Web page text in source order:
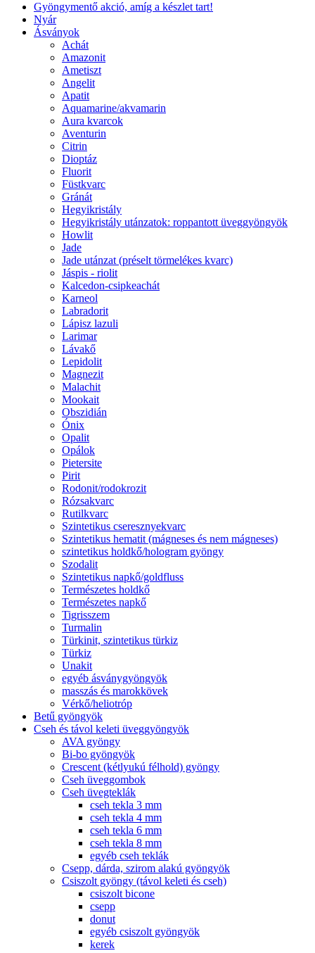
Gyöngymentő akció, amíg a készlet tart!
Nyár
Ásványok
Achát
Amazonit
Ametiszt
Angelit
Apatit
Aquamarine/akvamarin
Aura kvarcok
Aventurin
Citrin
Dioptáz
Fluorit
Füstkvarc
Gránát
Hegyikristály
Hegyikristály utánzatok: roppantott üveggyöngyök
Howlit
Jade
Jade utánzat (préselt törmelékes kvarc)
Jáspis - riolit
Kalcedon-csipkeachát
Karneol
Labradorit
Lápisz lazuli
Larimar
Lávakő
Lepidolit
Magnezit
Malachit
Mookait
Obszidián
Ónix
Opalit
Opálok
Pietersite
Pirit
Rodonit/rodokrozit
Rózsakvarc
Rutilkvarc
Szintetikus cseresznyekvarc
Szintetikus hematit (mágneses és nem mágneses)
szintetikus holdkő/hologram gyöngy
Szodalit
Szintetikus napkő/goldfluss
Természetes holdkő
Természetes napkő
Tigrisszem
Turmalin
Türkinit, szintetikus türkiz
Türkiz
Unakit
egyéb ásványgyöngyök
masszás és marokkövek
Vérkő/heliotróp
Betű gyöngyök
Cseh és távol keleti üveggyöngyök
AVA gyöngy
Bi-bo gyöngyök
Crescent (kétlyukú félhold) gyöngy
Cseh üveggombok
Cseh üvegteklák
cseh tekla 3 mm
cseh tekla 4 mm
cseh tekla 6 mm
cseh tekla 8 mm
egyéb cseh teklák
Csepp, dárda, szirom alakú gyöngyök
Csiszolt gyöngy (távol keleti és cseh)
csiszolt bicone
csepp
donut
egyéb csiszolt gyöngyök
kerek